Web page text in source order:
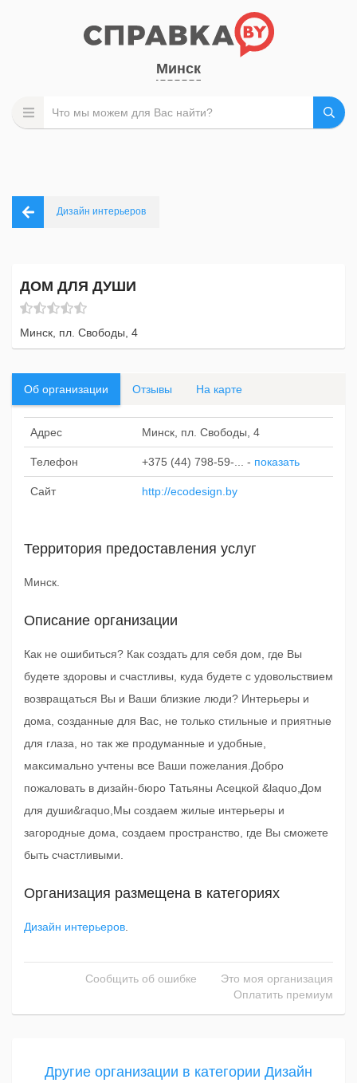
Минск
Дизайн интерьеров
ДОМ ДЛЯ ДУШИ
Минск, пл. Свободы, 4
Об организации Отзывы На карте
Адрес Минск, пл. Свободы, 4
Телефон +375 (44) 798-59-... - показать
Сайт http://ecodesign.by
Территория предоставления услуг
Минск.
Описание организации
Как не ошибиться? Как создать для себя дом, где Вы
будете здоровы и счастливы, куда будете с удовольствием
возвращаться Вы и Ваши близкие люди? Интерьеры и
дома, созданные для Вас, не только стильные и приятные
для глаза, но так же продуманные и удобные,
максимально учтены все Ваши пожелания.Добро
пожаловать в дизайн-бюро Татьяны Асецкой &laquo,Дом
для души&raquo,Мы создаем жилые интерьеры и
загородные дома, создаем пространство, где Вы сможете
быть счастливыми.
Организация размещена в категориях
Дизайн интерьеров
Сообщить об ошибке
Это моя организация
Оплатить премиум
Другие организации в категории Дизайн